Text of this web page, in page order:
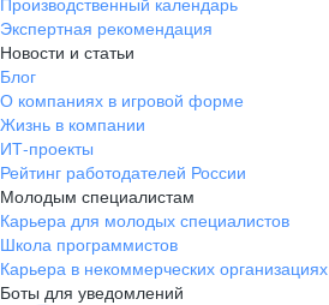
Экспертная рекомендация
Новости и статьи
Блог
О компаниях в игровой форме
Жизнь в компании
ИТ-проекты
Рейтинг работодателей России
Молодым специалистам
Карьера для молодых специалистов
Школа программистов
Карьера в некоммерческих организациях
Боты для уведомлений